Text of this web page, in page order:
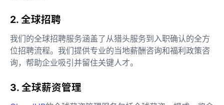
2. 全球招聘
我们的全球招聘服务涵盖了从猎头服务到入职确认的全方
位招聘流程。我们提供专业的当地薪酬咨询和福利政策咨
询，帮助企业吸引并留住关键人才。
3. 全球薪资管理